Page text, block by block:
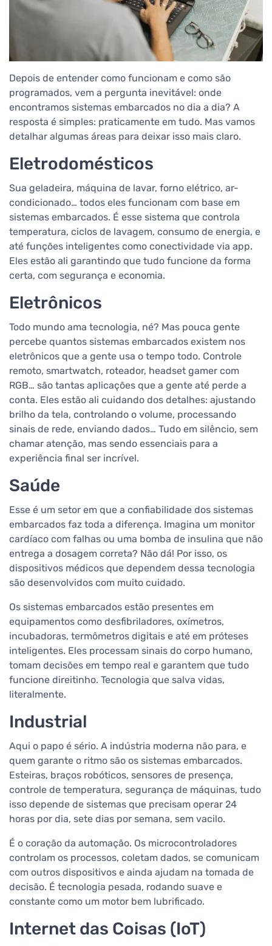
Depois de entender como funcionam e como são
programados, vem a pergunta inevitável: onde
encontramos sistemas embarcados no dia a dia? A
resposta é simples: praticamente em tudo. Mas vamos
detalhar algumas áreas para deixar isso mais claro.
Eletrodomésticos
Sua geladeira, máquina de lavar, forno elétrico, ar-
condicionado… todos eles funcionam com base em
sistemas embarcados. É esse sistema que controla
temperatura, ciclos de lavagem, consumo de energia, e
até funções inteligentes como conectividade via app.
Eles estão ali garantindo que tudo funcione da forma
certa, com segurança e economia.
Eletrônicos
Todo mundo ama tecnologia, né? Mas pouca gente
percebe quantos sistemas embarcados existem nos
eletrônicos que a gente usa o tempo todo. Controle
remoto, smartwatch, roteador, headset gamer com
RGB… são tantas aplicações que a gente até perde a
conta. Eles estão ali cuidando dos detalhes: ajustando
brilho da tela, controlando o volume, processando
sinais de rede, enviando dados… Tudo em silêncio, sem
chamar atenção, mas sendo essenciais para a
experiência final ser incrível.
Saúde
Esse é um setor em que a confiabilidade dos sistemas
embarcados faz toda a diferença. Imagina um monitor
cardíaco com falhas ou uma bomba de insulina que não
entrega a dosagem correta? Não dá! Por isso, os
dispositivos médicos que dependem dessa tecnologia
são desenvolvidos com muito cuidado.
Os sistemas embarcados estão presentes em
equipamentos como desfibriladores, oxímetros,
incubadoras, termômetros digitais e até em próteses
inteligentes. Eles processam sinais do corpo humano,
tomam decisões em tempo real e garantem que tudo
funcione direitinho. Tecnologia que salva vidas,
literalmente.
Industrial
Aqui o papo é sério. A indústria moderna não para, e
quem garante o ritmo são os sistemas embarcados.
Esteiras, braços robóticos, sensores de presença,
controle de temperatura, segurança de máquinas, tudo
isso depende de sistemas que precisam operar 24
horas por dia, sete dias por semana, sem vacilo.
É o coração da automação. Os microcontroladores
controlam os processos, coletam dados, se comunicam
com outros dispositivos e ainda ajudam na tomada de
decisão. É tecnologia pesada, rodando suave e
constante como um motor bem lubrificado.
Internet das Coisas (IoT)